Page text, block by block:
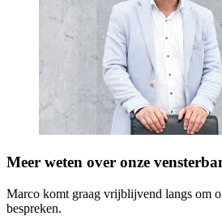
Meer weten over onze
Marco komt graag vrijblijvend langs om
bespreken.